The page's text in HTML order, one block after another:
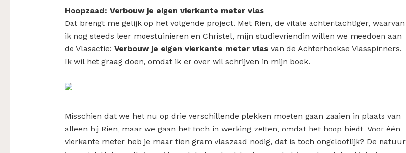
Hoopzaad: Verbouw je eigen vierkante meter vlas
Dat brengt me gelijk op het volgende project. Met Rien, de vitale achtentachtiger, waarvan
ik nog steeds leer moestuinieren en Christel, mijn studievriendin willen we meedoen aan
de Vlasactie: Verbouw je eigen vierkante meter vlas van de Achterhoekse Vlasspinners.
Ik wil het graag doen, omdat ik er over wil schrijven in mijn boek.
Misschien dat we het nu op drie verschillende plekken moeten gaan zaaien in plaats van
alleen bij Rien, maar we gaan het toch in werking zetten, omdat het hoop biedt. Voor één
vierkante meter heb je maar tien gram vlaszaad nodig, dat is toch ongelooflijk? De natuur